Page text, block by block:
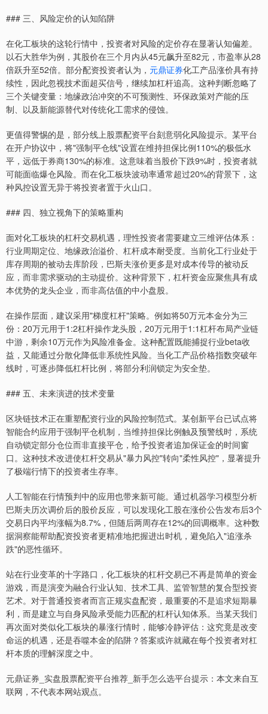
### 三、风险定价的认知陷阱
在化工板块的这轮行情中，投资者对风险的定价存在显著认知偏差。
以石大胜华为例，其股价在三个月内从45元飙升至82元，市盈率从28
倍跃升至52倍。部分配资投资者认为， 元鼎证券化工产品涨价具有持
续性，因此忽视技术面超买信号，继续加杠杆追高。这种判断忽略了
三个关键变量：地缘政治冲突的不可预测性、环保政策对产能的压
制、以及新能源替代对传统化工需求的侵蚀。
更值得警惕的是，部分线上股票配资平台刻意弱化风险提示。某平台
在开户协议中，将"强制平仓线"设置在维持担保比例110%的极低水
平，远低于券商130%的标准。这意味着当股价下跌9%时，投资者就
可能面临爆仓风险。而在化工板块波动率通常超过20%的背景下，这
种风控设置无异于将投资者置于火山口。
### 四、独立视角下的策略重构
面对化工板块的杠杆交易机遇，理性投资者需要建立三维评估体系：
行业周期定位、地缘政治溢价、杠杆成本耐受度。当前化工行业处于
库存周期的被动去库阶段，巴斯夫涨价更多是对成本传导的被动反
应，而非需求驱动的主动提价。这种背景下，杠杆资金应聚焦具有成
本优势的龙头企业，而非高估值的中小盘股。
在操作层面，建议采用"梯度杠杆"策略。例如将50万元本金分为三
份：20万元用于1:2杠杆操作龙头股，20万元用于1:1杠杆布局产业链
中游，剩余10万元作为风险准备金。这种配置既能捕捉行业beta收
益，又能通过分散化降低非系统性风险。当化工产品价格指数突破年
线时，可逐步降低杠杆比例，将部分利润锁定为安全垫。
### 五、未来演进的技术变量
区块链技术正在重塑配资行业的风险控制范式。某创新平台已试点将
智能合约应用于强制平仓机制，当维持担保比例触及预警线时，系统
自动锁定部分仓位而非直接平仓，给予投资者追加保证金的时间窗
口。这种技术改进使杠杆交易从"暴力风控"转向"柔性风控"，显著提升
了极端行情下的投资者生存率。
人工智能在行情预判中的应用也带来新可能。通过机器学习模型分析
巴斯夫历次调价后的股价反应，可以发现化工股在涨价公告发布后3个
交易日内平均涨幅为8.7%，但随后两周存在12%的回调概率。这种数
据洞察能帮助配资投资者更精准地把握进出时机，避免陷入"追涨杀
跌"的恶性循环。
站在行业变革的十字路口，化工板块的杠杆交易已不再是简单的资金
游戏，而是演变为融合行业认知、技术工具、监管智慧的复合型投资
艺术。对于普通投资者而言正规实盘配资，最重要的不是追求短期暴
利，而是建立与自身风险承受能力匹配的杠杆认知体系。当某天我们
再次面对类似化工板块的暴涨行情时，能够冷静评估：这究竟是改变
命运的机遇，还是吞噬本金的陷阱？答案或许就藏在每个投资者对杠
杆本质的理解深度之中。
元鼎证券_实盘股票配资平台推荐_新手怎么选平台提示：本文来自互
联网，不代表本网站观点。